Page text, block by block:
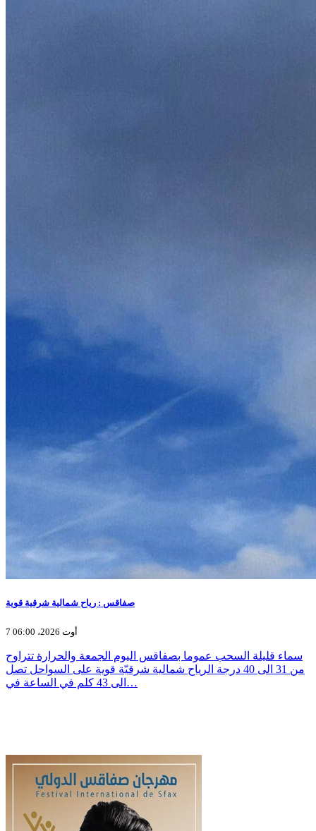
صفاقس : رياح شمالية شرقية قوية
7 أوت 2026، 06:00
سماء قليلة السحب عموما بصفاقس اليوم الجمعة والحرارة تتراوح
من 31 الى 40 درجة الرياح شمالية شرقيّة قوية على السواحل تصل
الى 43 كلم في الساعة في…